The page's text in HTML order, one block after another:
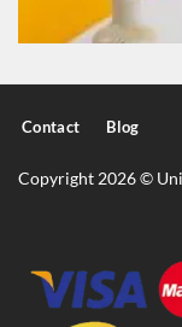
Contact Blog
Copyright 2026 ©